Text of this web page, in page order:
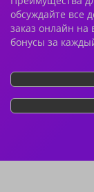
обсуждайте все
заказ онлайн на
бонусы за